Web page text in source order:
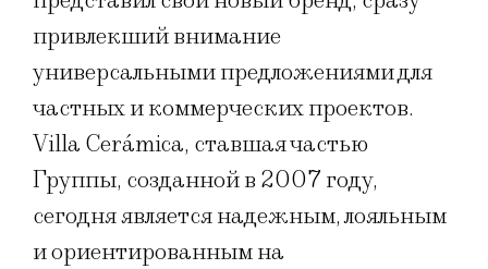
привлекший внимание
универсальными предложениями для
частных и коммерческих проектов.
Villa Cerámica, ставшая частью
Группы, созданной в 2007 году,
сегодня является надежным, лояльным
и ориентированным на